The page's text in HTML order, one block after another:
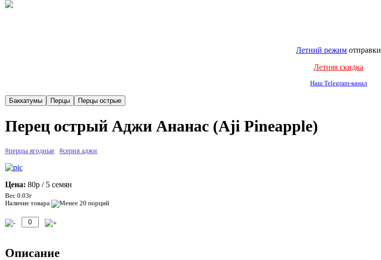
Летний режим отправки
Летняя скидка
Наш Telegram-канал
Перец острый Аджи Ананас (Aji Pineapple)
#перцы ягодные #серия аджи
Цена: 80р / 5 семян
Вес 0.03г
Наличие товара
Описание